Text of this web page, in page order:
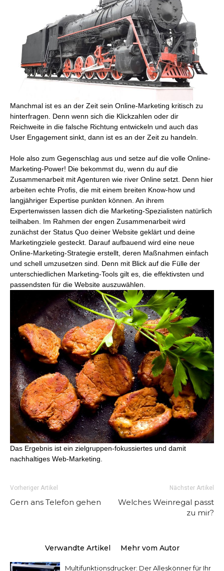
Manchmal ist es an der Zeit sein Online-Marketing kritisch zu
hinterfragen. Denn wenn sich die Klickzahlen oder dir
Reichweite in die falsche Richtung entwickeln und auch das
User Engagement sinkt, dann ist es an der Zeit zu handeln.
Hole also zum Gegenschlag aus und setze auf die volle Online-
Marketing-Power! Die bekommst du, wenn du auf die
Zusammenarbeit mit Agenturen wie river Online setzt. Denn hier
arbeiten echte Profis, die mit einem breiten Know-how und
langjähriger Expertise punkten können. An ihrem
Expertenwissen lassen dich die Marketing-Spezialisten natürlich
teilhaben. Im Rahmen der engen Zusammenarbeit wird
zunächst der Status Quo deiner Website geklärt und deine
Marketingziele gesteckt. Darauf aufbauend wird eine neue
Online-Marketing-Strategie erstellt, deren Maßnahmen einfach
und schell umzusetzen sind. Denn mit Blick auf die Fülle der
unterschiedlichen Marketing-Tools gilt es, die effektivsten und
passendsten für die Website auszuwählen.
Das Ergebnis ist ein zielgruppen-fokussiertes und damit
nachhaltiges Web-Marketing.
Vorheriger Artikel
Gern ans Telefon gehen
Nächster Artikel
Welches Weinregal passt
zu mir?
Verwandte Artikel Mehr vom Autor
Multifunktionsdrucker: Der Alleskönner für Ihr